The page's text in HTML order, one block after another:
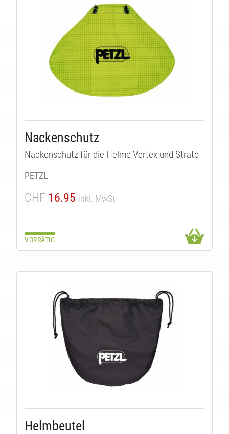
Nackenschutz
Nackenschutz für die Helme Vertex und Strato
PETZL
CHF 16.95 inkl. MwSt
VORRÄTIG
Helmbeutel